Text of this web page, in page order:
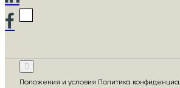
Положения и условия Политика